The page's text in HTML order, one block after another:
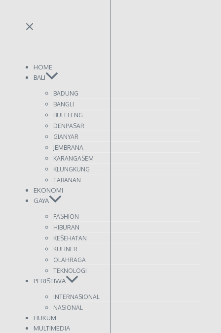
HOME
BALI
BADUNG
BANGLI
BULELENG
DENPASAR
GIANYAR
JEMBRANA
KARANGASEM
KLUNGKUNG
TABANAN
EKONOMI
GAYA
FASHION
HIBURAN
KESEHATAN
KULINER
OLAHRAGA
TEKNOLOGI
PERISTIWA
INTERNASIONAL
NASIONAL
HUKUM
MULTIMEDIA